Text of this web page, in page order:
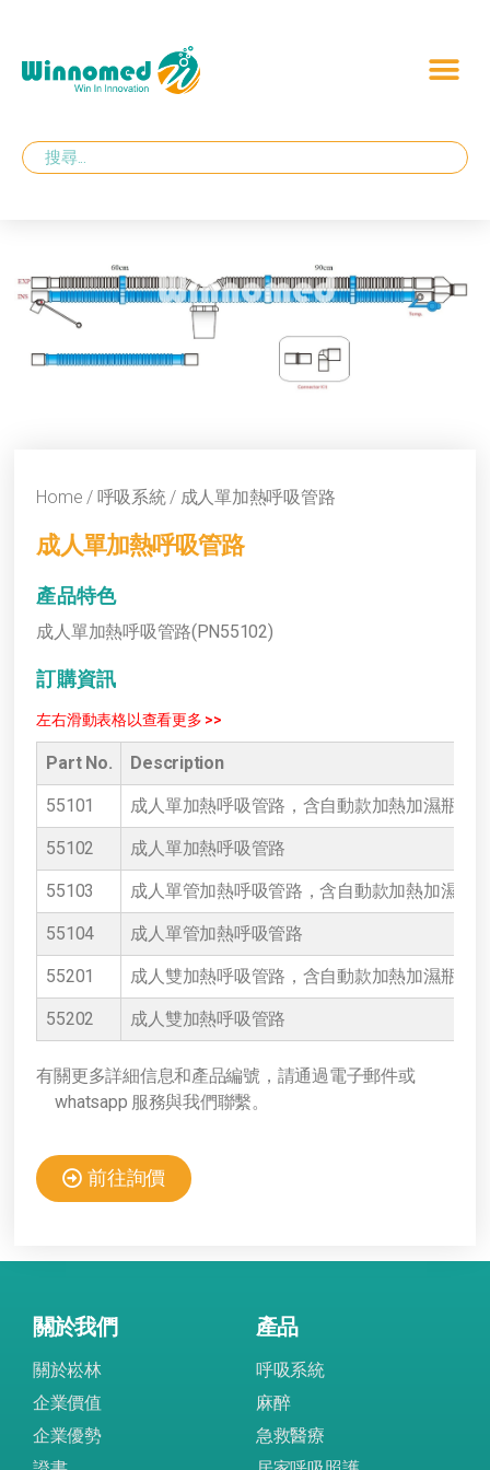
Home / 呼吸系統/ 成人單加熱呼吸管路
成人單加熱呼吸管路
產品特色
成人單加熱呼吸管路(PN55102)
訂購資訊
Part No. Description
55101 成人單加熱呼吸管路，含自動款加熱加濕瓶
55102 成人單加熱呼吸管路
55103 成人單管加熱呼吸管路，含自動款加熱加濕瓶
55104 成人單管加熱呼吸管路
55201 成人雙加熱呼吸管路，含自動款加熱加濕瓶
55202 成人雙加熱呼吸管路
有關更多詳細信息和產品編號，請通過電子郵件或
whatsapp 服務與我們聯繫。
前往詢價
關於我們
關於崧林
企業價值
企業優勢
產品
呼吸系統
麻醉
急救醫療